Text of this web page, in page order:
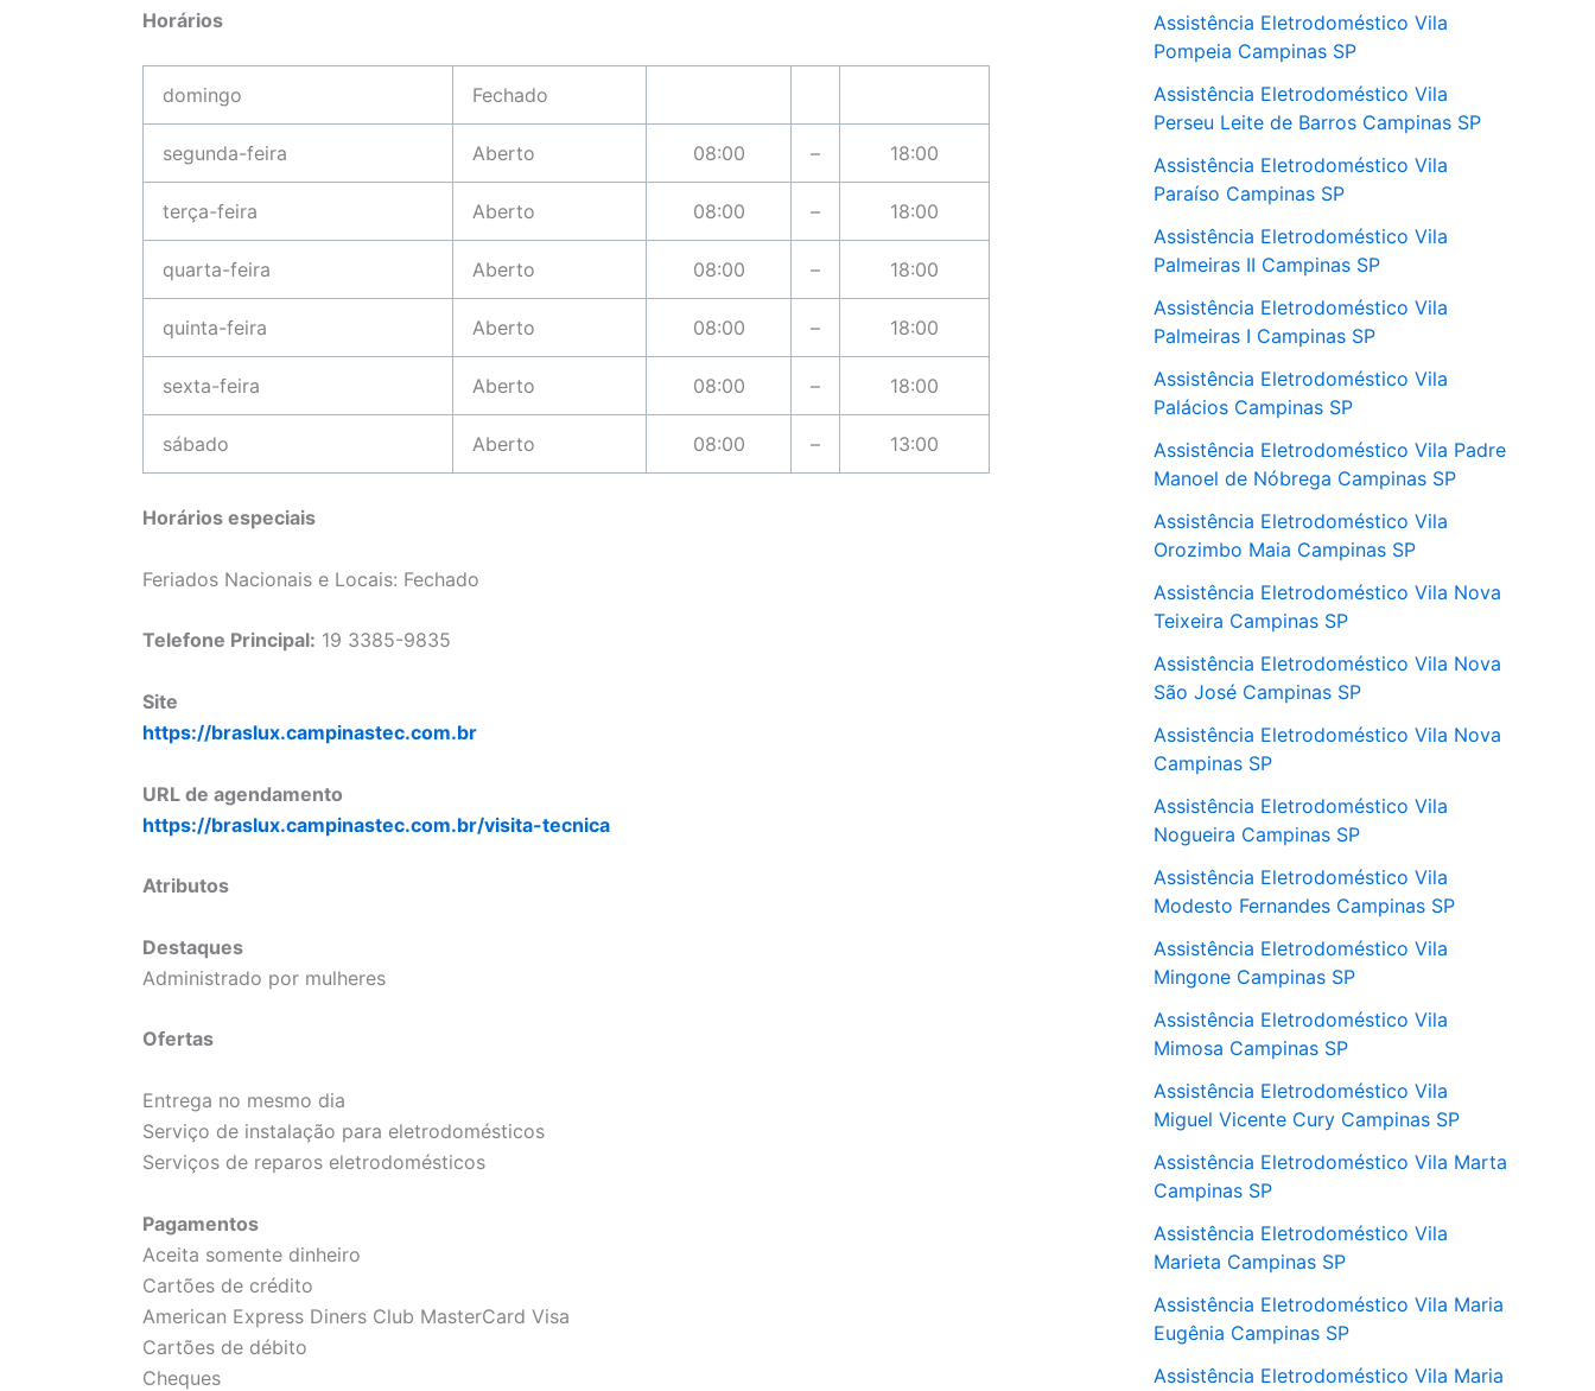
Horários
domingo Fechado
segunda-feira Aberto 08:00 – 18:00
terça-feira Aberto 08:00 – 18:00
quarta-feira Aberto 08:00 – 18:00
quinta-feira Aberto 08:00 – 18:00
sexta-feira Aberto 08:00 – 18:00
sábado Aberto 08:00 – 13:00
Horários especiais
Feriados Nacionais e Locais: Fechado
Telefone Principal: 19 3385-9835
Site
https://braslux.campinastec.com.br
URL de agendamento
https://braslux.campinastec.com.br/visita-tecnica
Atributos
Destaques
Administrado por mulheres
Ofertas
Entrega no mesmo dia
Serviço de instalação para eletrodomésticos
Serviços de reparos eletrodomésticos
Pagamentos
Aceita somente dinheiro
Cartões de crédito
American Express Diners Club MasterCard Visa
Cartões de débito
Cheques
Assistência Eletrodoméstico Vila
Pompeia Campinas SP
Assistência Eletrodoméstico Vila
Perseu Leite de Barros Campinas SP
Assistência Eletrodoméstico Vila
Paraíso Campinas SP
Assistência Eletrodoméstico Vila
Palmeiras II Campinas SP
Assistência Eletrodoméstico Vila
Palmeiras I Campinas SP
Assistência Eletrodoméstico Vila
Palácios Campinas SP
Assistência Eletrodoméstico Vila Padre
Manoel de Nóbrega Campinas SP
Assistência Eletrodoméstico Vila
Orozimbo Maia Campinas SP
Assistência Eletrodoméstico Vila Nova
Teixeira Campinas SP
Assistência Eletrodoméstico Vila Nova
São José Campinas SP
Assistência Eletrodoméstico Vila Nova
Campinas SP
Assistência Eletrodoméstico Vila
Nogueira Campinas SP
Assistência Eletrodoméstico Vila
Modesto Fernandes Campinas SP
Assistência Eletrodoméstico Vila
Mingone Campinas SP
Assistência Eletrodoméstico Vila
Mimosa Campinas SP
Assistência Eletrodoméstico Vila
Miguel Vicente Cury Campinas SP
Assistência Eletrodoméstico Vila Marta
Campinas SP
Assistência Eletrodoméstico Vila
Marieta Campinas SP
Assistência Eletrodoméstico Vila Maria
Eugênia Campinas SP
Assistência Eletrodoméstico Vila Maria